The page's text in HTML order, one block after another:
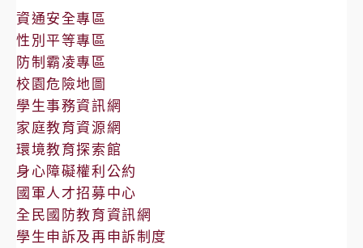
告
資通安全專區
性別平等專區
防制霸凌專區
校園危險地圖
學生事務資訊網
家庭教育資源網
環境教育探索館
身心障礙權利公約
國軍人才招募中心
全民國防教育資訊網
學生申訴及再申訴制度